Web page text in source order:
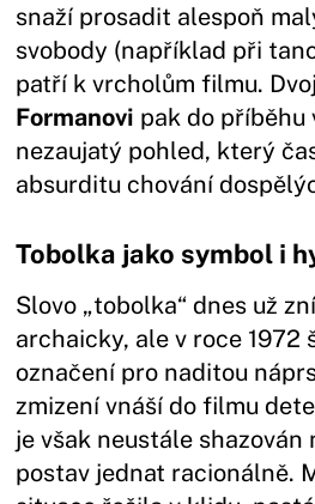
snaží prosadit alespoň
svobody (například při
patří k vrcholům filmu.
Formanovi pak do příběhu
nezaujatý pohled, který
absurditu chování
Tobolka jako symbol i
Slovo „tobolka“ dnes už
archaicky, ale v roce 1972
označení pro naditou
zmizení vnáší do filmu
je však neustále shazován
postav jednat racionálně.